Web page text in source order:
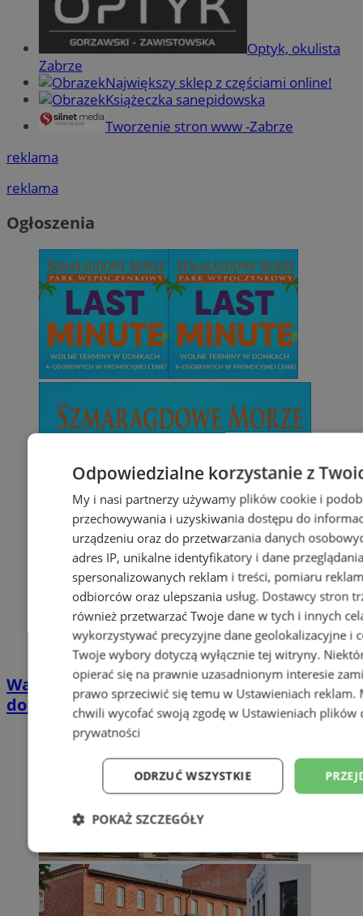
Optyk, okulista
Zabrze
Największy sklep z częściami online!
Książeczka sanepidowska
Tworzenie stron www -Zabrze
reklama
reklama
Ogłoszenia
Wakacyjny wypoczynek nad Bałtykiem w
domkach Szmaragdowe Morze
Odpowiedzialne korzystanie z
My i nasi partnerzy używamy plików cookie i
przechowywania i uzyskiwania dostępu do
urządzeniu oraz do przetwarzania danych
adres IP, unikalne identyfikatory i dane
spersonalizowanych reklam i treści, pomiaru
odbiorców oraz ulepszania usług. Dostawcy stron
również przetwarzać Twoje dane w tych i innych
wykorzystywać precyzyjne dane geolokalizacyjne i
Twoje wybory dotyczą wyłącznie tej witryny.
opierać się na prawnie uzasadnionym interesie
prawo sprzeciwić się temu w Ustawieniach reklam.
chwili wycofać swoją zgodę w Ustawieniach plików
prywatności
ODRZUĆ WSZYSTKIE
POKAŻ SZCZEGÓŁY
Niezbędne Wydajność